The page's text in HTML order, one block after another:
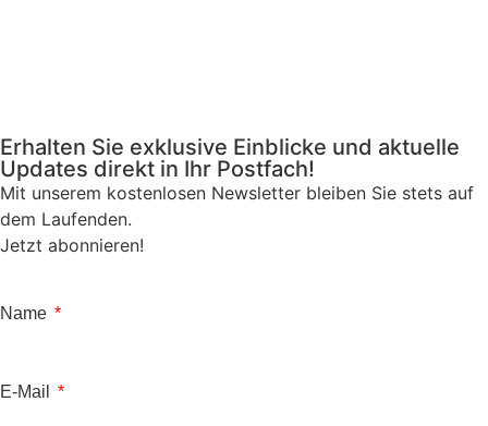
Erhalten Sie exklusive Einblicke und aktuelle
Updates direkt in Ihr Postfach!
Mit unserem kostenlosen Newsletter bleiben Sie stets auf
dem Laufenden.
Jetzt abonnieren!
Name
E-Mail